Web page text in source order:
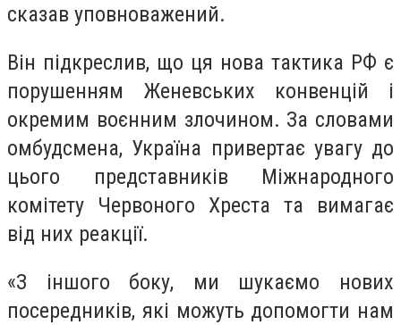
сказав уповноважений.
Він підкреслив, що ця нова тактика РФ є
порушенням Женевських конвенцій і
окремим воєнним злочином. За словами
омбудсмена, Україна привертає увагу до
цього представників Міжнародного
комітету Червоного Хреста та вимагає
від них реакції.
«З іншого боку, ми шукаємо нових
посередників, які можуть допомогти нам